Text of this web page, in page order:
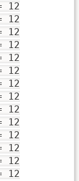
12
12
12
12
12
12
12
12
12
12
12
12
12
12